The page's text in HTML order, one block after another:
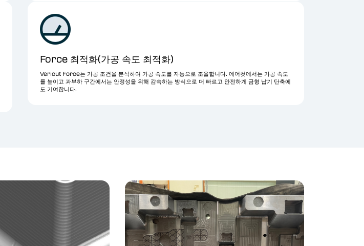
Force 최적화(가공 속도 최적화)
Vericut Force는 가공 조건을 분석하여 가공 속도를 자동으로 조율합니다. 에어컷에서는 가공 속도
를 높이고 과부하 구간에서는 안정성을 위해 감속하는 방식으로 더 빠르고 안전하게 금형 납기 단축에
도 기여합니다.